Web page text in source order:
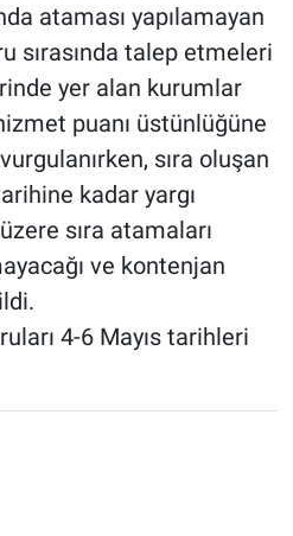
ataması yapılamayan
sırasında talep etmeleri
yer alan kurumlar
puanı üstünlüğüne
sıra oluşan
kadar yargı
sıra atamaları
ve kontenjan
4-6 Mayıs tarihleri